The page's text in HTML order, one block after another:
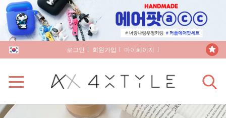
로그인 회원가입 마이페이지